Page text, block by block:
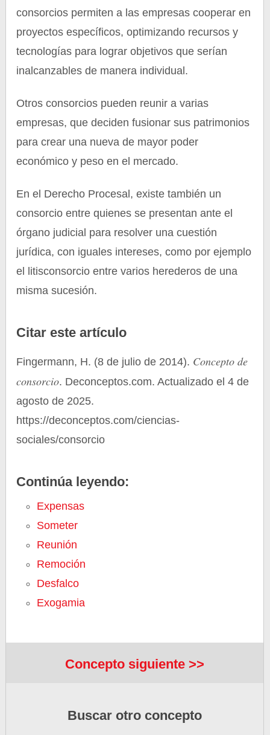
consorcios permiten a las empresas cooperar en
proyectos específicos, optimizando recursos y
tecnologías para lograr objetivos que serían
inalcanzables de manera individual.
Otros consorcios pueden reunir a varias
empresas, que deciden fusionar sus patrimonios
para crear una nueva de mayor poder
económico y peso en el mercado.
En el Derecho Procesal, existe también un
consorcio entre quienes se presentan ante el
órgano judicial para resolver una cuestión
jurídica, con iguales intereses, como por ejemplo
el litisconsorcio entre varios herederos de una
misma sucesión.
Citar este artículo
Fingermann, H. (8 de julio de 2014). Concepto de
consorcio. Deconceptos.com. Actualizado el 4 de
agosto de 2025.
https://deconceptos.com/ciencias-
sociales/consorcio
Continúa leyendo:
Expensas
Someter
Reunión
Remoción
Desfalco
Exogamia
Concepto siguiente >>
Buscar otro concepto